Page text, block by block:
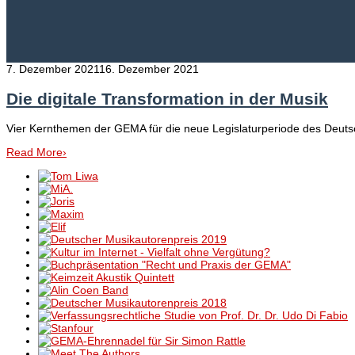
7. Dezember 202116. Dezember 2021
Die digitale Transformation in der Musik
Vier Kernthemen der GEMA für die neue Legislaturperiode des
Read More›